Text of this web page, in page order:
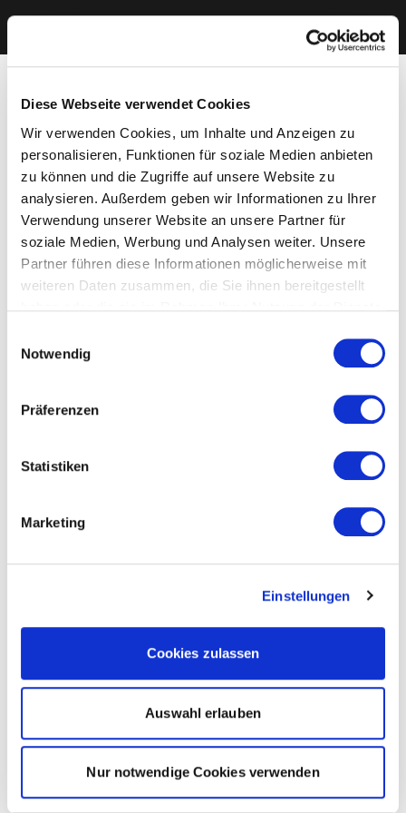
Diese Webseite verwendet Cookies
Wir verwenden Cookies, um Inhalte und Anzeigen zu
personalisieren, Funktionen für soziale Medien anbieten
zu können und die Zugriffe auf unsere Website zu
analysieren. Außerdem geben wir Informationen zu Ihrer
Verwendung unserer Website an unsere Partner für
soziale Medien, Werbung und Analysen weiter. Unsere
Partner führen diese Informationen möglicherweise mit
weiteren Daten zusammen, die Sie ihnen bereitgestellt
Cookies, wenn Sie unsere Webseite weiterhin nutzen.
Notwendig
Präferenzen
Statistiken
Marketing
Einstellungen
Cookies zulassen
Auswahl erlauben
Nur notwendige Cookies verwenden